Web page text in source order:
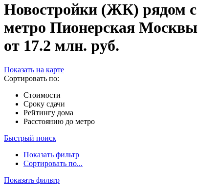
Новостройки (ЖК) рядом с
метро Пионерская Москвы
от 17.2 млн. руб.
Показать на карте
Сортировать по:
Стоимости
Сроку сдачи
Рейтингу дома
Расстоянию до метро
Быстрый поиск
Показать фильтр
Сортировать по...
Показать фильтр